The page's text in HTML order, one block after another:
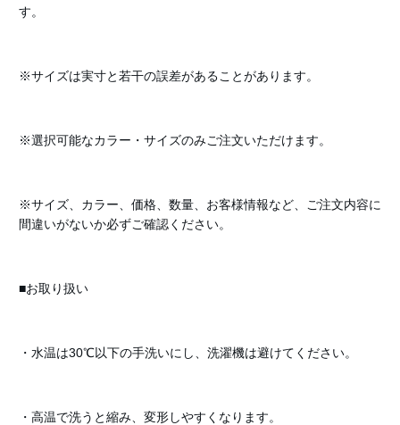
す。
※サイズは実寸と若干の誤差があることがあります。
※選択可能なカラー・サイズのみご注文いただけます。
※サイズ、カラー、価格、数量、お客様情報など、ご注文内容に
間違いがないか必ずご確認ください。
■お取り扱い
・水温は30℃以下の手洗いにし、洗濯機は避けてください。
・高温で洗うと縮み、変形しやすくなります。